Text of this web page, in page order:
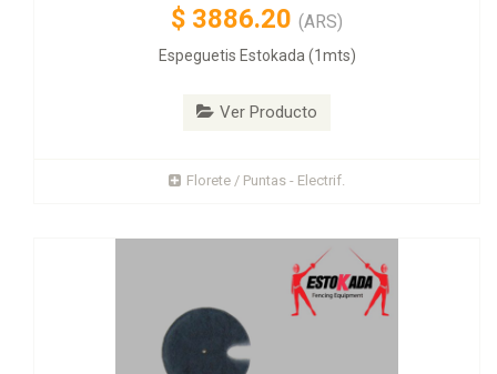
$ 3886.20 (ARS)
Espeguetis Estokada (1mts)
Ver Producto
Florete / Puntas - Electrif.